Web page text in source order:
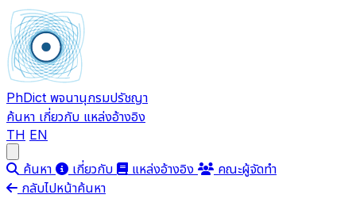
PhDict พจนานุกรมปรัชญา
ค้นหา เกี่ยวกับ แหล่งอ้างอิง
TH EN
ค้นหา เกี่ยวกับ แหล่งอ้างอิง
คณะผู้จัดทำ
กลับไปหน้าค้นหา